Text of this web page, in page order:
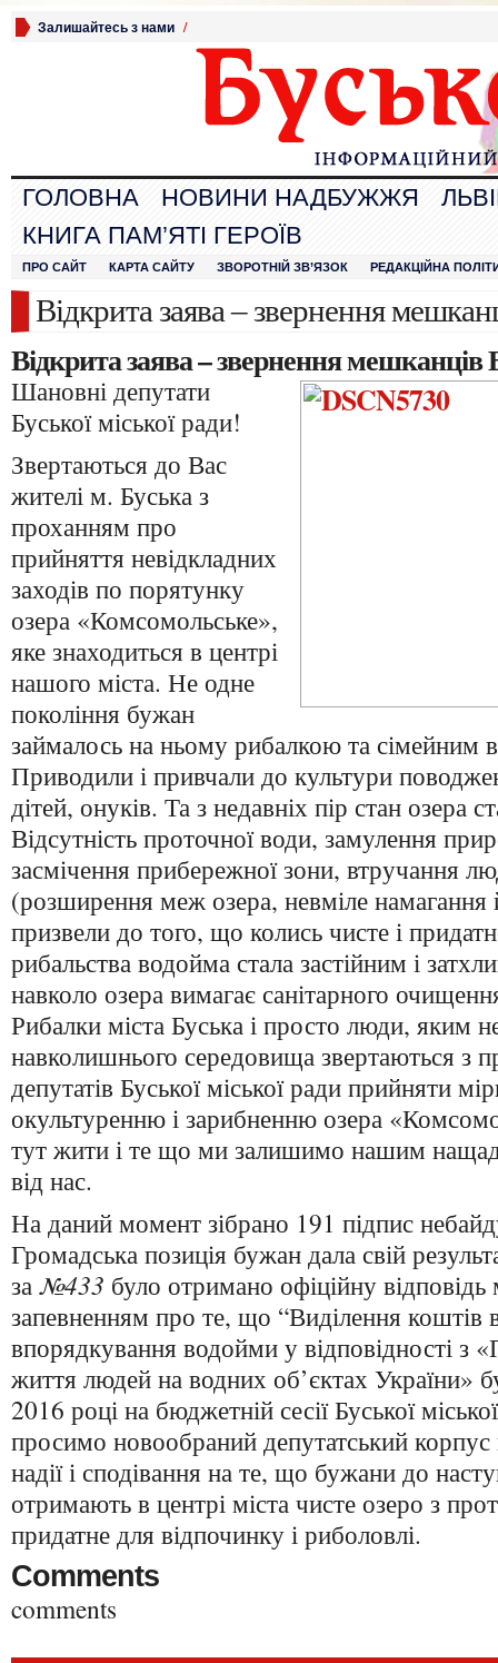
Залишайтесь з нами /
ГОЛОВНА НОВИНИ НАДБУЖЖЯ
КНИГА ПАМ’ЯТІ ГЕРОЇВ
ПРО САЙТ КАРТА САЙТУ ЗВОРОТНІЙ ЗВ’ЯЗОК РЕДАКЦІЙНА
Відкрита заява – звернення
Відкрита заява – звернення мешканців
Шановні депутати
Буської міської ради!
Звертаються до Вас
жителі м. Буська з
проханням про
прийняття невідкладних
заходів по порятунку
озера «Комсомольське»,
яке знаходиться в центрі
нашого міста. Не одне
покоління бужан
займалось на ньому рибалкою та сімейним
Приводили і привчали до культури
дітей, онуків. Та з недавніх пір стан озера
Відсутність проточної води, замулення
засмічення прибережної зони, втручання
(розширення меж озера, невміле намагання
призвели до того, що колись чисте і
рибальства водойма стала застійним і
навколо озера вимагає санітарного
Рибалки міста Буська і просто люди, яким
навколишнього середовища звертаються з
депутатів Буської міської ради прийняти
окультуренню і зарибненню озера
тут жити і те що ми залишимо нашим
від нас.
На даний момент зібрано 191 підпис
Громадська позиція бужан дала свій
за№433 було отримано офіційну відповідь
запевненням про те, що “Виділення коштів
впорядкування водойми у відповідності з
життя людей на водних об’єктах України»
2016 році на бюджетній сесії Буської
просимо новообраний депутатський корпус
надії і сподівання на те, що бужани до
отримають в центрі міста чисте озеро з
придатне для відпочинку і риболовлі.
Comments
comments